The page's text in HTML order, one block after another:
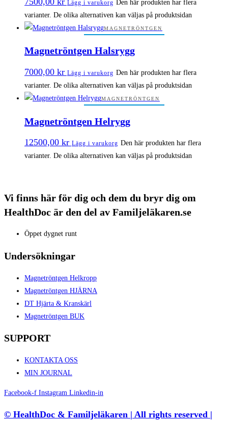
Lägg i varukorg
Den här produkten har flera
varianter. De olika alternativen kan väljas på produktsidan
MAGNETRÖNTGEN
Magnetröntgen Halsrygg
7000,00 kr Lägg i varukorg Den här produkten har flera
varianter. De olika alternativen kan väljas på produktsidan
MAGNETRÖNTGEN
Magnetröntgen Helrygg
12500,00 kr Lägg i varukorg Den här produkten har flera
varianter. De olika alternativen kan väljas på produktsidan
Vi finns här för dig och dem du bryr dig om
HealthDoc är den del av Familjeläkaren.se
Öppet dygnet runt
Undersökningar
Magnetröntgen Helkropp
Magnetröntgen HJÄRNA
DT Hjärta & Kranskärl
Magnetröntgen BUK
SUPPORT
KONTAKTA OSS
MIN JOURNAL
Facebook-f Instagram Linkedin-in
© HealthDoc & Familjeläkaren | All rights reserved |